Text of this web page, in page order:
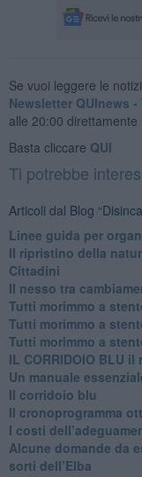
Se vuoi leggere le
Newsletter QUInews
alle 20:00 direttamente
Basta cliccare QUI
Ti potrebbe
Articoli dal Blog
​Linee guida per
​Il ripristino della
Cittadini
Il nesso tra
Tutti morimmo a
Tutti morimmo a
​Tutti morimmo a
IL CORRIDOIO BLU
Un manuale
Il corridoio blu
​Il cronoprogramma
​I costi
Alcune domande da
sorti dell’Elba